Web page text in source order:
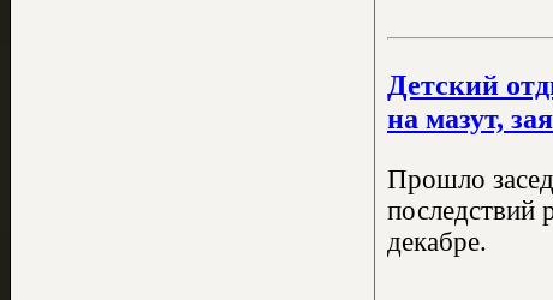
Детский
на мазут,
Прошло
последствий
декабре.